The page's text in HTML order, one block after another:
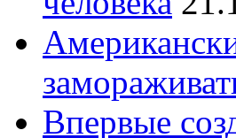
Впервые